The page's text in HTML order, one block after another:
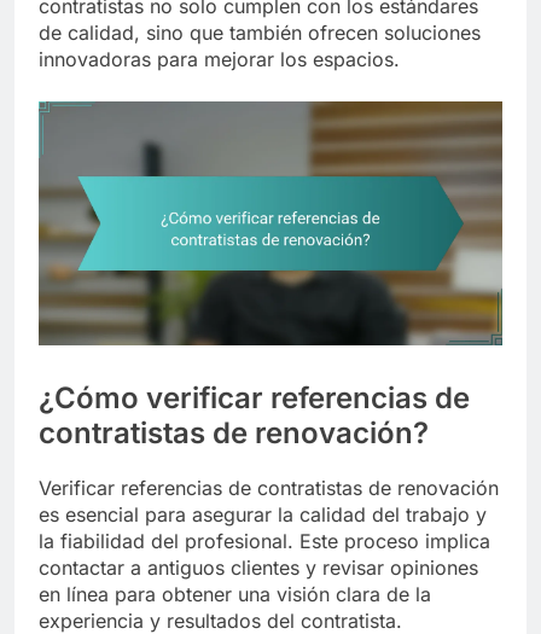
contratistas no solo cumplen con los estándares
de calidad, sino que también ofrecen soluciones
innovadoras para mejorar los espacios.
¿Cómo verificar referencias de
contratistas de renovación?
Verificar referencias de contratistas de renovación
es esencial para asegurar la calidad del trabajo y
la fiabilidad del profesional. Este proceso implica
contactar a antiguos clientes y revisar opiniones
en línea para obtener una visión clara de la
experiencia y resultados del contratista.